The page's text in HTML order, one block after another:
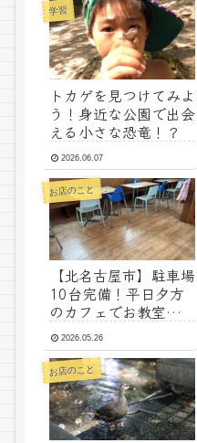
学習
トカゲを見つけてみよ
う！身近な公園で出会
える小さな恐竜！？
2026.06.07
お店のこと
【北名古屋市】駐車場
10台完備！平日夕方
のカフェでお教室や会
議を開きませんか？
（レンタルスペース受
付開始のお知らせ）
2026.05.26
お店のこと